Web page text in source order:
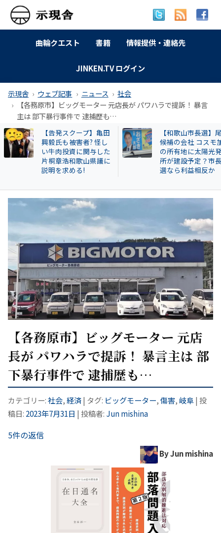
曲輪クエスト 書籍 情報提供・連絡先
JINKEN.TV ログイン
示現舎 ウェブ記事 ニュース
社会
【各務原市】ビッグモーター 元店長が パワハラで提訴！ 暴言
主は 部下暴行事件で 逮捕歴も…
【和歌山市長選】尾崎
候補の会社 コスモ加太
の所有地に太陽光発電
所が建設予定？市長当
選なら利益相反か
【岐南町】セクハ
動その後 議員全員
〝謎ルール〟導入
会は混乱！現町長
撃すると…
【各務原市】ビッグモーター 元店
長が パワハラで提訴！ 暴言主は 部
下暴行事件で 逮捕歴も…
カテゴリー:社会,経済| タグ: ビッグモーター,傷害, 岐阜| 投
稿日: 2023年7月31日 | 投稿者: Jun mishina
5件の返信
By Jun mishina